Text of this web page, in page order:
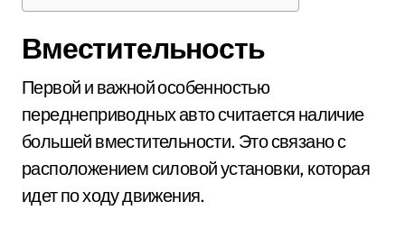
Вместительность
Первой и важной особенностью
переднеприводных авто считается наличие
большей вместительности. Это связано с
расположением силовой установки, которая
идет по ходу движения.